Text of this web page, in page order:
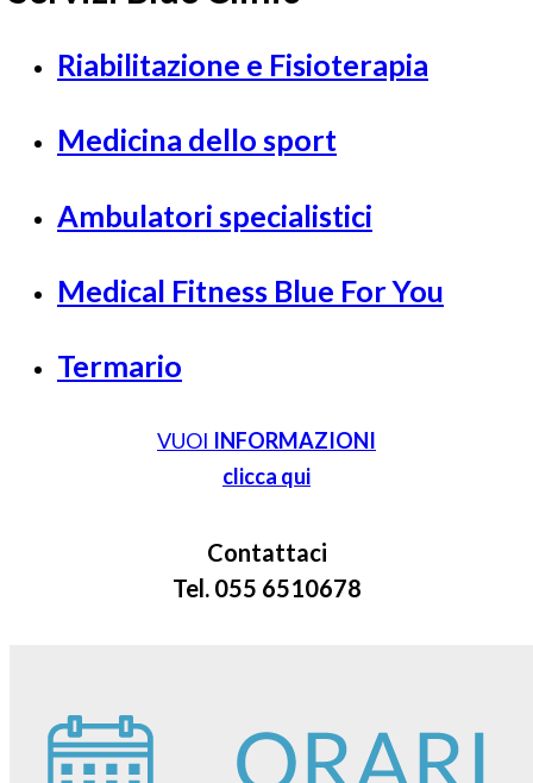
Riabilitazione e Fisioterapia
Medicina dello sport
Ambulatori specialistici
Medical Fitness Blue For You
Termario
VUOI INFORMAZIONI
clicca qui
Contattaci
Tel. 055 6510678